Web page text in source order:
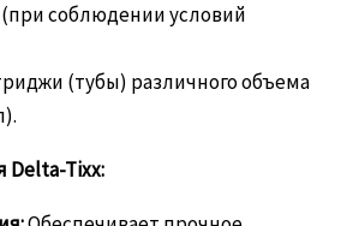
соблюдении условий
(тубы) различного объема
Delta-Tixx: